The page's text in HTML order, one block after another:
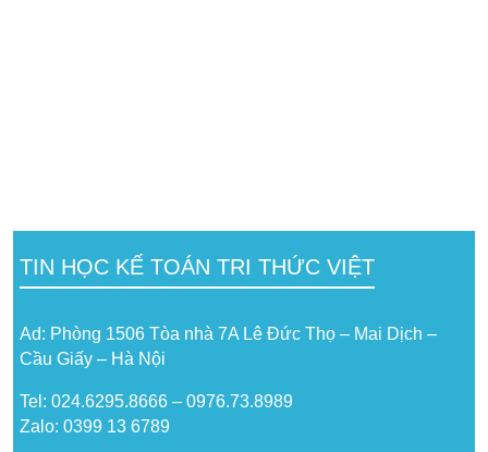
TIN HỌC KẾ TOÁN TRI THỨC VIỆT
Ad: Phòng 1506 Tòa nhà 7A Lê Đức Thọ – Mai Dịch –
Cầu Giấy – Hà Nội
Tel: 024.6295.8666 – 0976.73.8989
Zalo: 0399 13 6789